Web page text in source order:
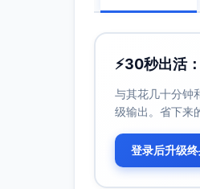
背景：
却在一
欲望：
性格缺
成长弧
⚡30秒出活
与其花几十分钟
级输出。省下来
登录后升级